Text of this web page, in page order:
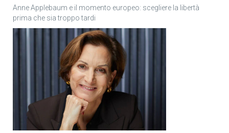
Anne Applebaum e il momento europeo: scegliere la libertà
prima che sia troppo tardi